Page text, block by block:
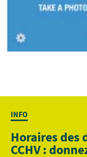
INFO
Horaires des
CCHV :